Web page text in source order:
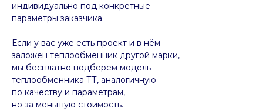
индивидуально под конкретные
параметры заказчика.
Если у вас уже есть проект и в нём
заложен теплообменник другой марки,
мы бесплатно подберем модель
теплообменника ТТ, аналогичную
по качеству и параметрам,
но за меньшую стоимость.